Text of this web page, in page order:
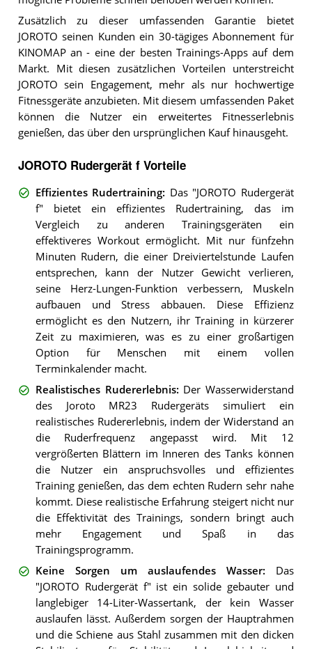
Zusätzlich zu dieser umfassenden Garantie bietet
JOROTO seinen Kunden ein 30-tägiges Abonnement für
KINOMAP an - eine der besten Trainings-Apps auf dem
Markt. Mit diesen zusätzlichen Vorteilen unterstreicht
JOROTO sein Engagement, mehr als nur hochwertige
Fitnessgeräte anzubieten. Mit diesem umfassenden Paket
können die Nutzer ein erweitertes Fitnesserlebnis
genießen, das über den ursprünglichen Kauf hinausgeht.
JOROTO Rudergerät f Vorteile
Effizientes Rudertraining: Das "JOROTO Rudergerät
f" bietet ein effizientes Rudertraining, das im
Vergleich zu anderen Trainingsgeräten ein
effektiveres Workout ermöglicht. Mit nur fünfzehn
Minuten Rudern, die einer Dreiviertelstunde Laufen
entsprechen, kann der Nutzer Gewicht verlieren,
seine Herz-Lungen-Funktion verbessern, Muskeln
aufbauen und Stress abbauen. Diese Effizienz
ermöglicht es den Nutzern, ihr Training in kürzerer
Zeit zu maximieren, was es zu einer großartigen
Option für Menschen mit einem vollen
Terminkalender macht.
Realistisches Rudererlebnis: Der Wasserwiderstand
des Joroto MR23 Rudergeräts simuliert ein
realistisches Rudererlebnis, indem der Widerstand an
die Ruderfrequenz angepasst wird. Mit 12
vergrößerten Blättern im Inneren des Tanks können
die Nutzer ein anspruchsvolles und effizientes
Training genießen, das dem echten Rudern sehr nahe
kommt. Diese realistische Erfahrung steigert nicht nur
die Effektivität des Trainings, sondern bringt auch
mehr Engagement und Spaß in das
Trainingsprogramm.
Keine Sorgen um auslaufendes Wasser: Das
"JOROTO Rudergerät f" ist ein solide gebauter und
langlebiger 14-Liter-Wassertank, der kein Wasser
auslaufen lässt. Außerdem sorgen der Hauptrahmen
und die Schiene aus Stahl zusammen mit den dicken